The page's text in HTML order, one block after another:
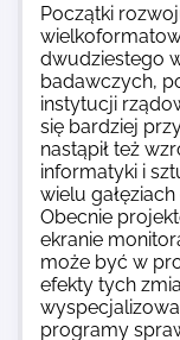
Kontakt
Początki
dwudziestego
badawczych,
instytucji
się bardziej
nastąpił też
informatyki i
wielu
Obecnie
ekranie
może być w
efekty tych
programy